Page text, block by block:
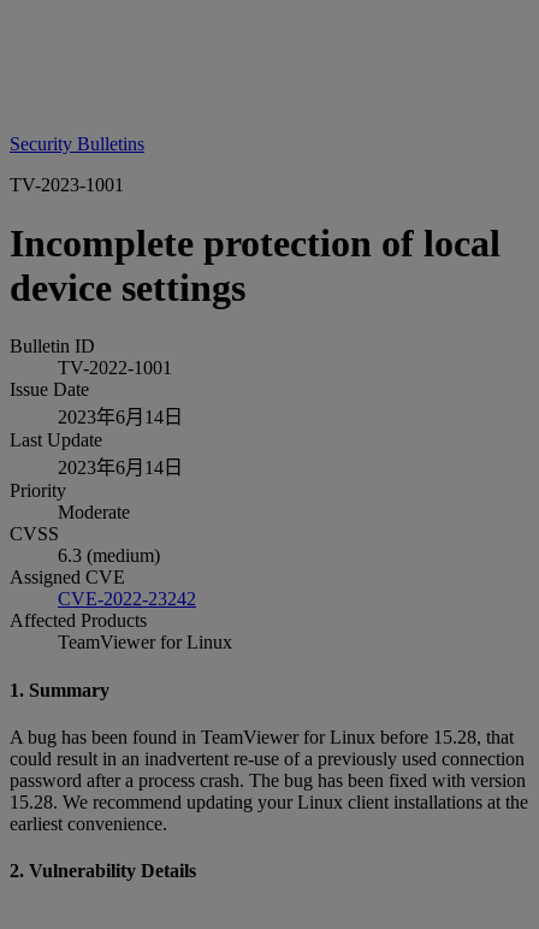
Security Bulletins
TV-2023-1001
Incomplete protection of local
device settings
Bulletin ID
TV-2022-1001
Issue Date
2023年6月14日
Last Update
2023年6月14日
Priority
Moderate
CVSS
6.3 (medium)
Assigned CVE
CVE-2022-23242
Affected Products
TeamViewer for Linux
1. Summary
A bug has been found in TeamViewer for Linux before 15.28, that
could result in an inadvertent re-use of a previously used connection
password after a process crash. The bug has been fixed with version
15.28. We recommend updating your Linux client installations at the
earliest convenience.
2. Vulnerability Details